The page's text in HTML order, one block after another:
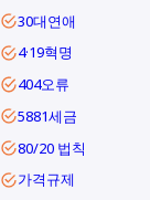
30대연애
4·19혁명
404오류
5881세금
80/20 법칙
가격규제